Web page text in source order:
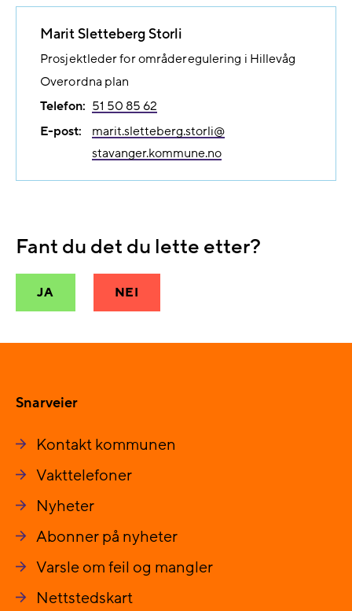
Marit Sletteberg Storli
Prosjektleder for områderegulering i Hillevåg
Overordna plan
Telefon: 51 50 85 62
E-post:
marit.sletteberg.storli@​
stavanger.kommune.no
Fant du det du lette etter?
JA NEI
Snarveier
Kontakt kommunen
Vakttelefoner
Nyheter
Abonner på nyheter
Varsle om feil og mangler
Nettstedskart